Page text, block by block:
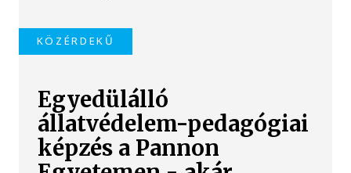
KÖZÉRDEKŰ
Egyedülálló
állatvédelem-pedagógiai
képzés a Pannon